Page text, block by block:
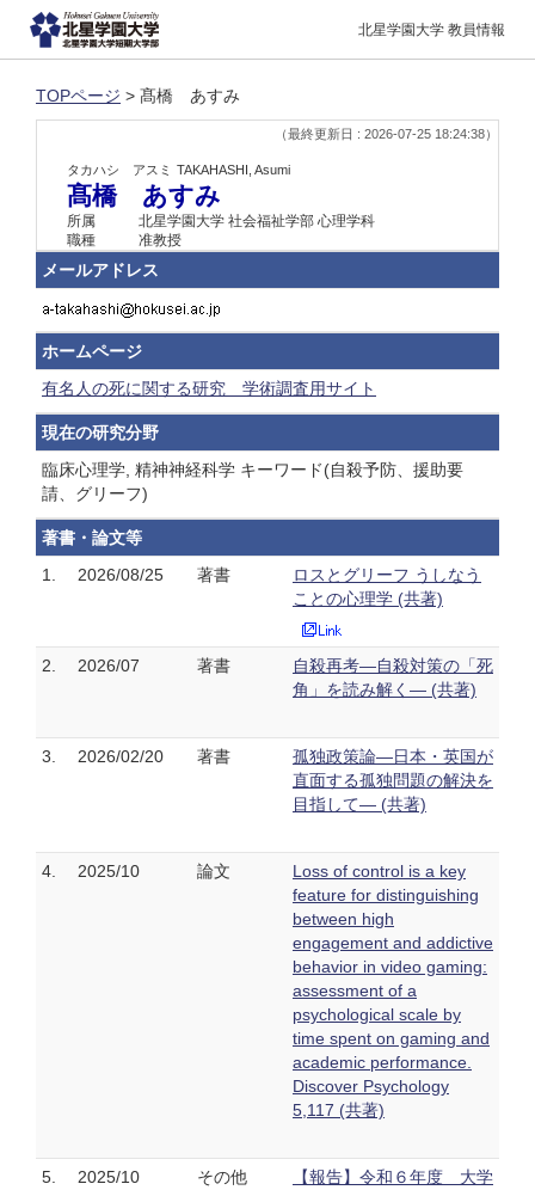
北星学園大学 教員情報
TOPページ > 髙橋 あすみ
（最終更新日 : 2026-07-25 18:24:38）
タカハシ アスミ TAKAHASHI, Asumi
髙橋 あすみ
所属
北星学園大学 社会福祉学部 心理学科
職種
准教授
メールアドレス
ホームページ
有名人の死に関する研究 学術調査用サイト
現在の研究分野
臨床心理学, 精神神経科学 キーワード(自殺予防、援助要
請、グリーフ)
著書・論文等
1.
2026/08/25 著書
ロスとグリーフ うしなう
ことの心理学 (共著)
2. 2026/07 著書
自殺再考―自殺対策の「死
角」を読み解く― (共著)
3. 2026/02/20 著書
孤独政策論―日本・英国が
直面する孤独問題の解決を
目指して― (共著)
4. 2025/10 論文
Loss of control is a key
feature for distinguishing
between high
engagement and addictive
behavior in video gaming:
assessment of a
psychological scale by
time spent on gaming and
academic performance.
Discover Psychology
5,117 (共著)
5. 2025/10 その他
【報告】令和６年度 大学